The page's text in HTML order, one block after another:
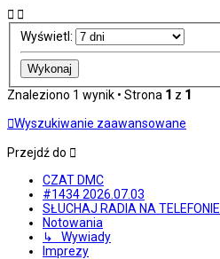
Wyświetl:
Znaleziono 1 wynik • Strona 1 z 1
Wyszukiwanie zaawansowane
Przejdź do
CZAT DMC
#1434 2026.07.03
SŁUCHAJ RADIA NA TELEFONIE
Notowania
↳ Wywiady
Imprezy